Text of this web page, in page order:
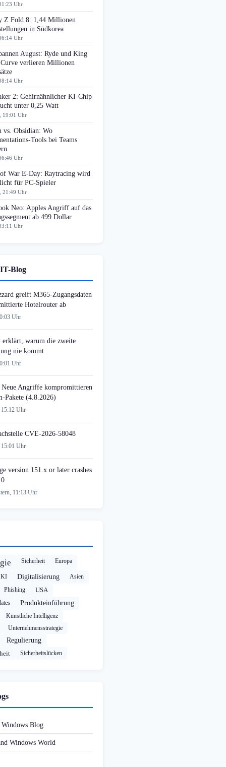
Uhr
Z Fold 8: 1,44 Millionen
in Südkorea
Uhr
August: Ryde und King
verlieren Millionen
Uhr
2: Gehirnähnlicher KI-Chip
unter 0,25 Watt
19:01 Uhr
vs. Obsidian: Wo
Tools bei Teams
Uhr
of War E-Day: Raytracing wird
für PC-Spieler
21:49 Uhr
Neo: Apples Angriff auf das
ab 499 Dollar
Uhr
Blog
greift M365-Zugangsdaten
Hotelrouter ab
Uhr
warum die zweite
nie kommt
Uhr
Angriffe kompromittieren
Pakete (4.8.2026)
15:12 Uhr
CVE-2026-58048
15:01 Uhr
version 151.x or later crashes
11:13 Uhr
Sicherheit Europa
KI Digitalisierung Asien
Phishing USA
Produkteinführung
Künstliche Intelligenz
Unternehmensstrategie
Regulierung
Sicherheitslücken
Blog
Windows World